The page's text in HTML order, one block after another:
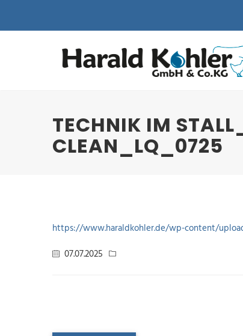
TECHNIK IM
CLEAN_LQ_0725
https://www.haraldkohler.de/wp-content/
07.07.2025